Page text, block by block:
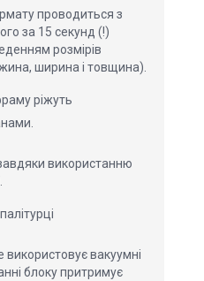
проводиться з
за 15 секунд (!)
розмірів
ширина і товщина).
ріжуть
завдяки використанню
використовує вакуумні
блоку притримує